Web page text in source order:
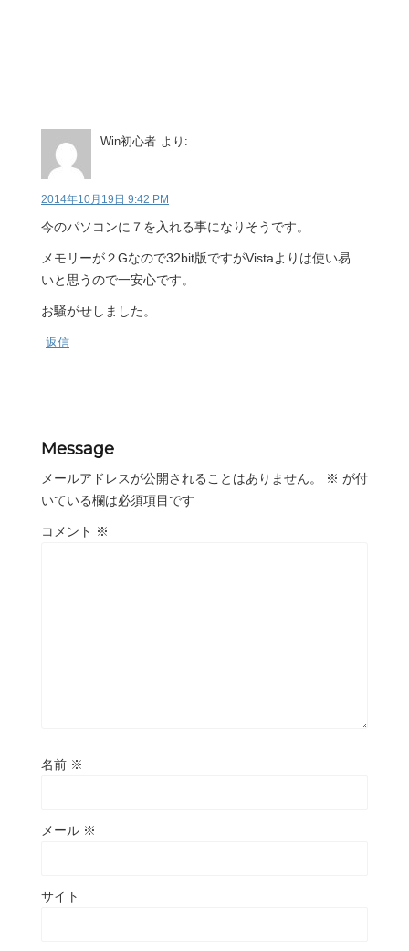
Win初心者 より:
2014年10月19日 9:42 PM
今のパソコンに７を入れる事になりそうです。
メモリーが２Gなので32bit版ですがVistaよりは使い易
いと思うので一安心です。
お騒がせしました。
返信
Message
メールアドレスが公開されることはありません。 ※ が付
いている欄は必須項目です
コメント ※
名前 ※
メール ※
サイト